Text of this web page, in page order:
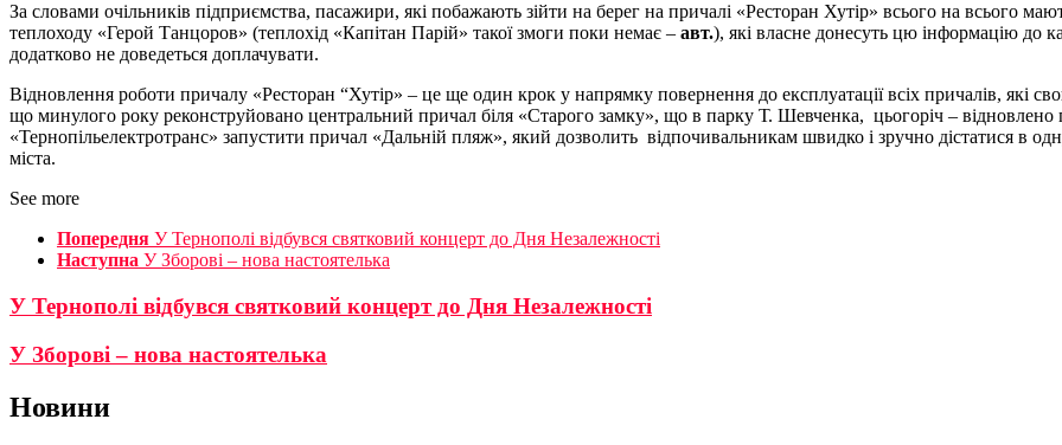
За словами очільників підприємства, пасажири, які побажають зійти на берег на причалі «Ресторан Хутір» всього на всього
теплоходу «Герой Танцоров» (теплохід «Капітан Парій» такої змоги поки немає – авт.), які власне донесуть цю інформацію до
додатково не доведеться доплачувати.
Відновлення роботи причалу «Ресторан “Хутір» – це ще один крок у напрямку повернення до експлуатації всіх причалів, які
що минулого року реконструйовано центральний причал біля «Старого замку», що в парку Т. Шевченка, цьогоріч –
«Тернопільелектротранс» запустити причал «Дальній пляж», який дозволить відпочивальникам швидко і зручно дістатися в
міста.
See more
Попередня У Тернополі відбувся святковий концерт до Дня Незалежності
Наступна У Зборові – нова настоятелька
У Тернополі відбувся святковий концерт до Дня Незалежності
У Зборові – нова настоятелька
Новини